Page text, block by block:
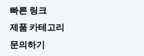
빠른 링크
제품 카테고리
문의하기